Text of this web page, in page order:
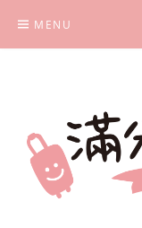
content
MENU